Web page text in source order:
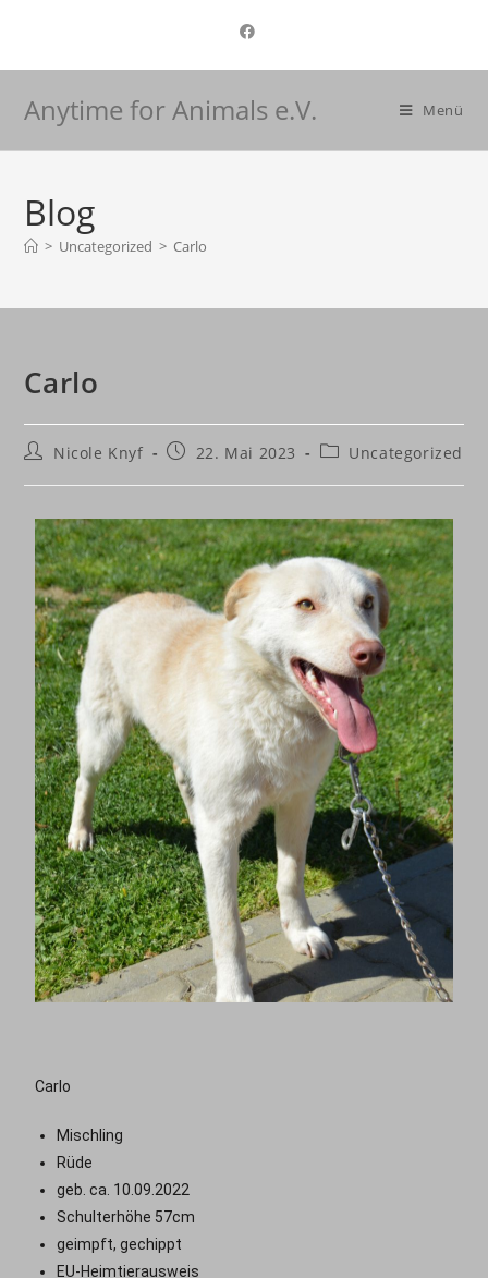
Anytime for Animals e.V. Menü
Blog
> Uncategorized > Carlo
Carlo
Nicole Knyf 22. Mai 2023 Uncategorized
Carlo
Mischling
Rüde
geb. ca. 10.09.2022
Schulterhöhe 57cm
geimpft, gechippt
EU-Heimtierausweis